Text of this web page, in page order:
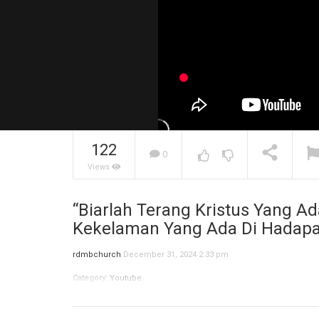
NOW PLAYING
122
Views
0
“Biarlah Terang Kristus Yang
Kekelaman Yang Ada Di
rdmbchurch December 31, 2024 2:33 pm
Category: Youtube